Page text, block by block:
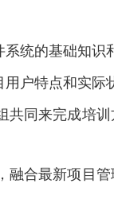
统的基础知识
户特点和实际
同来完成培
合最新项目